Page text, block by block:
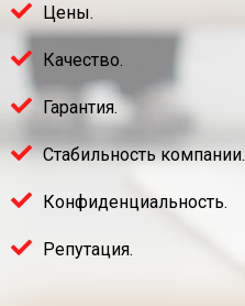
Цены.
Качество.
Гарантия.
Стабильность компании.
Конфиденциальность.
Репутация.